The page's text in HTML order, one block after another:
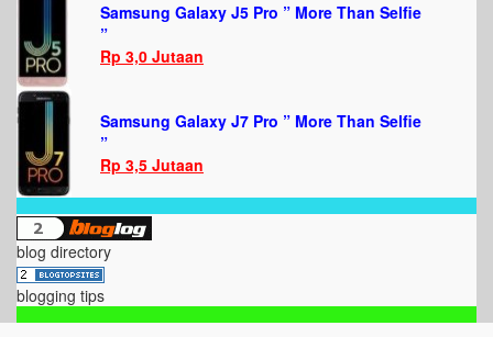
Samsung Galaxy J5 Pro ” More Than Selfie
”
Rp 3,0 Jutaan
Samsung Galaxy J7 Pro ” More Than Selfie
”
Rp 3,5 Jutaan
blog directory
blogging tips